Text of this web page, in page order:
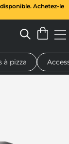
Achetez-le
Planches de
à pizza